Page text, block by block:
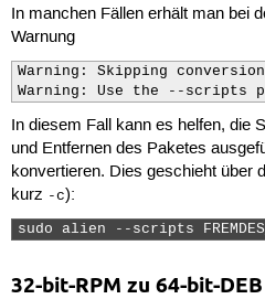
In manchen Fällen erhält man bei
Warnung
Warning: Skipping
Warning: Use the --scripts
In diesem Fall kann es helfen, die
und Entfernen des Paketes
konvertieren. Dies geschieht über
kurz -c):
sudo alien --scripts
32-bit-RPM zu 64-bit-